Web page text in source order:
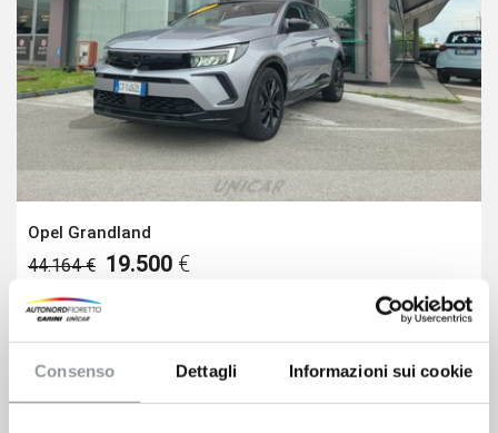
Consenso Dettagli Informazioni sui cookie
Opel Grandland
44.164 € 19.500 €